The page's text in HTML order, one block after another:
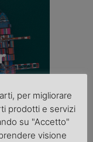
per migliorare
prodotti e servizi
su "Accetto"
visione